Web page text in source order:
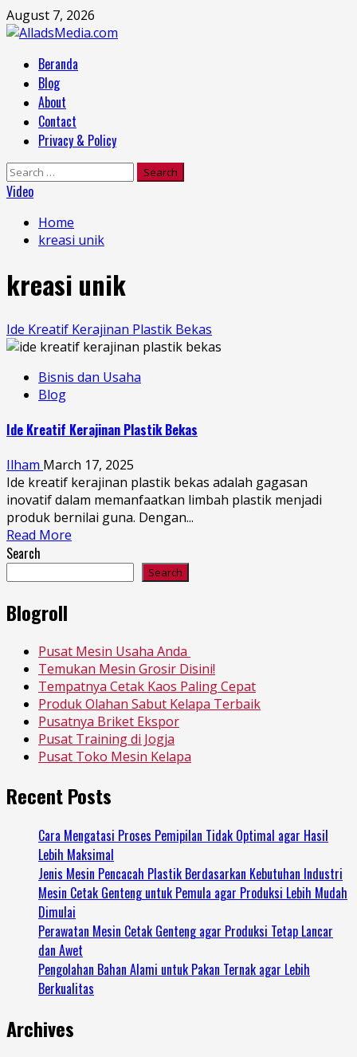
Skip
to
August 7, 2026
MenuBeranda
Blog
About
Contact
Privacy & Policy
Search
for:
Video
Home
kreasi unik
kreasi unik
Ide Kreatif Kerajinan Plastik Bekas
Bisnis dan Usaha
Blog
Ide Kreatif Kerajinan Plastik Bekas
Ilham March 17, 2025
Ide kreatif kerajinan plastik bekas adalah gagasan
inovatif dalam memanfaatkan limbah plastik menjadi
produk bernilai guna. Dengan...
Read More
Search
Search
Blogroll
Pusat Mesin Usaha Anda
Temukan Mesin Grosir Disini!
Tempatnya Cetak Kaos Paling Cepat
Produk Olahan Sabut Kelapa Terbaik
Pusatnya Briket Ekspor
Pusat Training di Jogja
Pusat Toko Mesin Kelapa
Recent Posts
Cara Mengatasi Proses Pemipilan Tidak Optimal agar Hasil
Lebih Maksimal
Jenis Mesin Pencacah Plastik Berdasarkan Kebutuhan Industri
Mesin Cetak Genteng untuk Pemula agar Produksi Lebih Mudah
Dimulai
Perawatan Mesin Cetak Genteng agar Produksi Tetap Lancar
dan Awet
Pengolahan Bahan Alami untuk Pakan Ternak agar Lebih
Berkualitas
Archives